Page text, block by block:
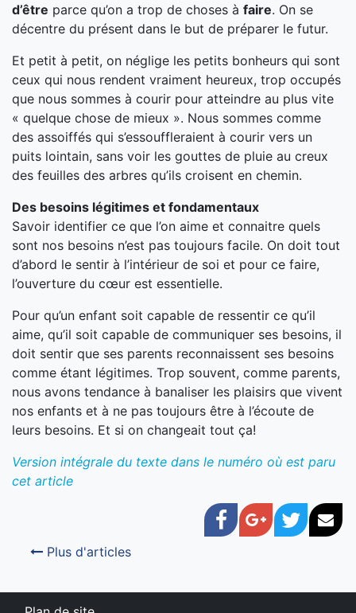
d’être parce qu’on a trop de choses à faire. On se
décentre du présent dans le but de préparer le futur.
Et petit à petit, on néglige les petits bonheurs qui sont
ceux qui nous rendent vraiment heureux, trop occupés
que nous sommes à courir pour atteindre au plus vite
« quelque chose de mieux ». Nous sommes comme
des assoiffés qui s’essouffleraient à courir vers un
puits lointain, sans voir les gouttes de pluie au creux
des feuilles des arbres qu’ils croisent en chemin.
Des besoins légitimes et fondamentaux
Savoir identifier ce que l’on aime et connaitre quels
sont nos besoins n’est pas toujours facile. On doit tout
d’abord le sentir à l’intérieur de soi et pour ce faire,
l’ouverture du cœur est essentielle.
Pour qu’un enfant soit capable de ressentir ce qu’il
aime, qu’il soit capable de communiquer ses besoins, il
doit sentir que ses parents reconnaissent ses besoins
comme étant légitimes. Trop souvent, comme parents,
nous avons tendance à banaliser les plaisirs que vivent
nos enfants et à ne pas toujours être à l’écoute de
leurs besoins. Et si on changeait tout ça!
Version intégrale du texte dans le numéro où est paru
cet article
Facebook
Google+
Twitter
Plus d'articles